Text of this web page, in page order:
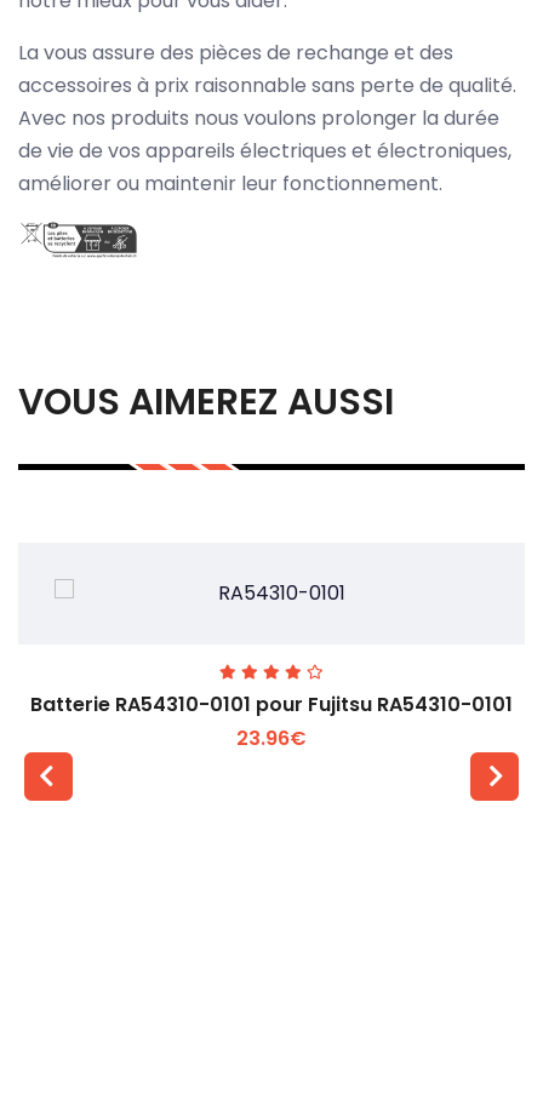
La vous assure des pièces de rechange et des
accessoires à prix raisonnable sans perte de qualité.
Avec nos produits nous voulons prolonger la durée
de vie de vos appareils électriques et électroniques,
améliorer ou maintenir leur fonctionnement.
VOUS AIMEREZ AUSSI
Batterie RA54310-0101 pour Fujitsu RA54310-0101
23.96€